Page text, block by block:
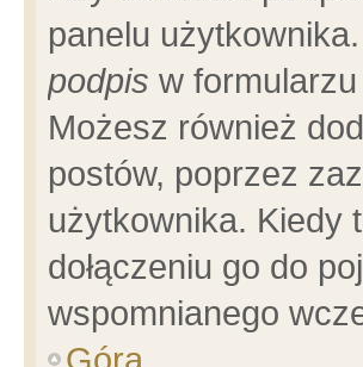
panelu
podpis w
Możesz również
postów, poprzez
użytkownika. Kiedy
dołączeniu go do
wspomnianego